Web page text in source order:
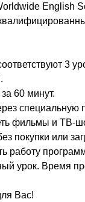
English
3
60 минут.
специальную
фильмы и ТВ-
покупки или
работу
урок. Время
Вас!